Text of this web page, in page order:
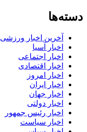
دسته‌ها
آخرین اخبار ورزشی
اخبار آسیا
اخبار اجتماعی
اخبار اقتصادی
اخبار امروز
اخبار ایران
اخبار جهان
اخبار دولتی
اخبار رئیس جمهور
اخبار سیاست